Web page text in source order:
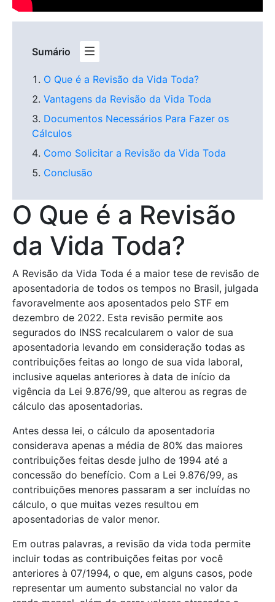
Sumário
O Que é a Revisão da Vida Toda?
Vantagens da Revisão da Vida Toda
Documentos Necessários Para Fazer os
Cálculos
Como Solicitar a Revisão da Vida Toda
Conclusão
O Que é a Revisão
da Vida Toda?
A Revisão da Vida Toda é a maior tese de revisão de
aposentadoria de todos os tempos no Brasil, julgada
favoravelmente aos aposentados pelo STF em
dezembro de 2022. Esta revisão permite aos
segurados do INSS recalcularem o valor de sua
aposentadoria levando em consideração todas as
contribuições feitas ao longo de sua vida laboral,
inclusive aquelas anteriores à data de início da
vigência da Lei 9.876/99, que alterou as regras de
cálculo das aposentadorias.
Antes dessa lei, o cálculo da aposentadoria
considerava apenas a média de 80% das maiores
contribuições feitas desde julho de 1994 até a
concessão do benefício. Com a Lei 9.876/99, as
contribuições menores passaram a ser incluídas no
cálculo, o que muitas vezes resultou em
aposentadorias de valor menor.
Em outras palavras, a revisão da vida toda permite
incluir todas as contribuições feitas por você
anteriores à 07/1994, o que, em alguns casos, pode
representar um aumento substancial no valor da